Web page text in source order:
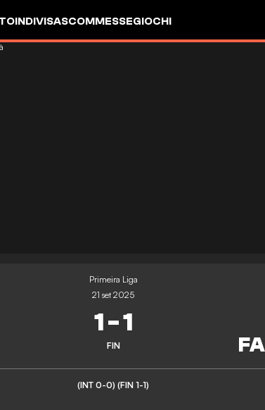
INDIVISASCOMMESSEGIOCHI
Primeira Liga
21 set 2025
1-1
FIN
(INT 0-0) (FIN 1-1)